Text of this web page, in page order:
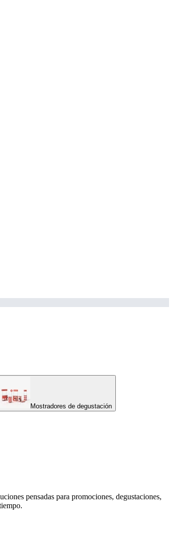
Mostradores de degustación
pensadas para promociones, degustaciones,